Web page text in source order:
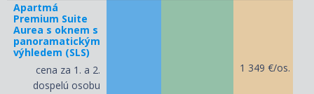
Apartmá
Premium Suite
Aurea s oknem s
panoramatickým
výhledem (SLS)
cena za 1. a 2.
dospelú osobu
1 349 €/os.